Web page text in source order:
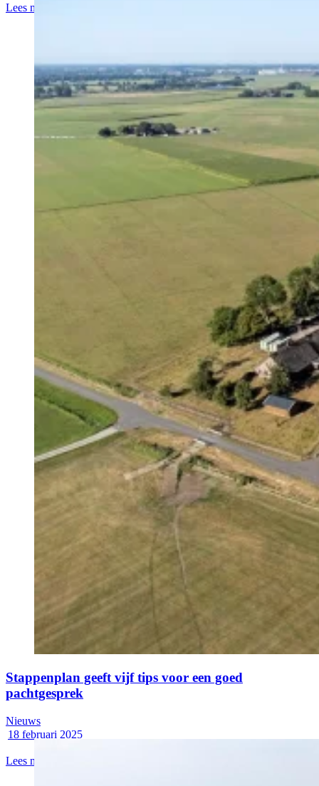
Lees meer
Stappenplan geeft vijf tips voor een goed
pachtgesprek
18 februari 2025
Lees meer
Nieuws